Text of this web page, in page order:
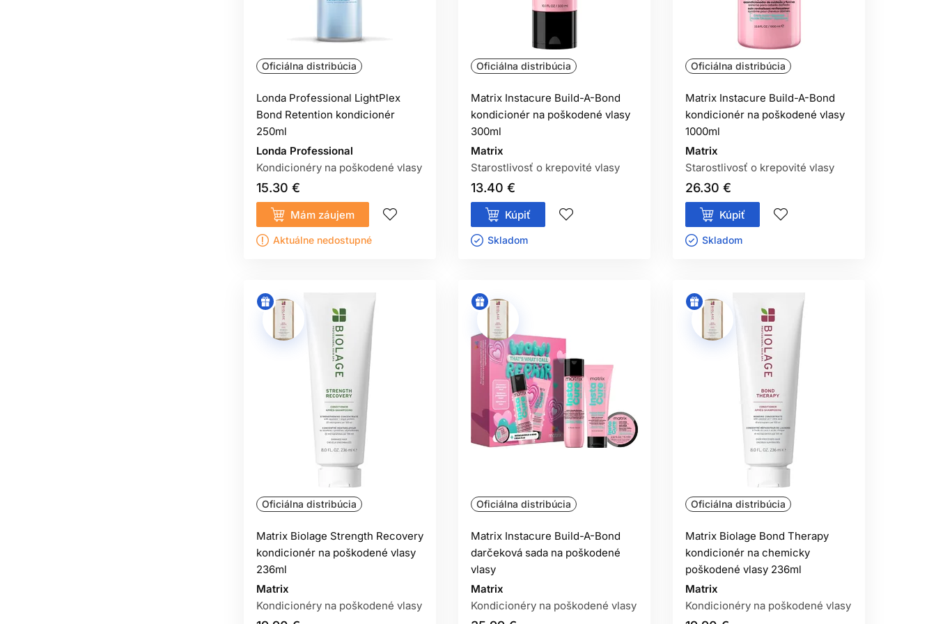
Oficiálna distribúcia
Londa Professional LightPlex
Bond Retention kondicionér
250ml
Londa Professional
Kondicionéry na poškodené vlasy
15.30 €
Mám záujem
Aktuálne nedostupné
Oficiálna distribúcia
Matrix Instacure Build-A-Bond
kondicionér na poškodené vlasy
300ml
Matrix
Starostlivosť o krepovité vlasy
13.40 €
Kúpiť
Skladom ㅤ
Oficiálna distribúcia
Matrix Instacure Build-A-Bond
kondicionér na poškodené vlasy
1000ml
Matrix
Starostlivosť o krepovité vlasy
26.30 €
Kúpiť
Skladom ㅤ
Oficiálna distribúcia
Matrix Biolage Strength Recovery
kondicionér na poškodené vlasy
236ml
Matrix
Kondicionéry na poškodené vlasy
Oficiálna distribúcia
Matrix Instacure Build-A-Bond
darčeková sada na poškodené
vlasy
Matrix
Kondicionéry na poškodené vlasy
Oficiálna distribúcia
Matrix Biolage Bond Therapy
kondicionér na chemicky
poškodené vlasy 236ml
Matrix
Kondicionéry na poškodené vlasy